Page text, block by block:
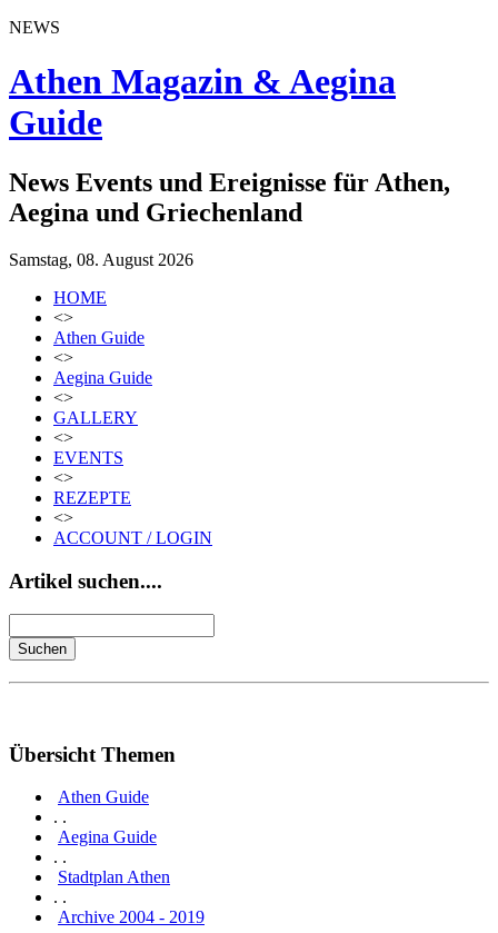
NEWS
Athen Magazin & Aegina
Guide
News Events und Ereignisse für Athen,
Aegina und Griechenland
Samstag, 08. August 2026
HOME
<>
Athen Guide
<>
Aegina Guide
<>
GALLERY
<>
EVENTS
<>
REZEPTE
<>
ACCOUNT / LOGIN
Artikel suchen....
Übersicht Themen
Athen Guide
. .
Aegina Guide
. .
Stadtplan Athen
. .
Archive 2004 - 2019